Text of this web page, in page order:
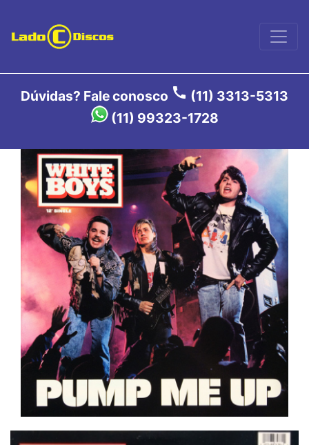
Dúvidas? Fale conosco call (11) 3313-5313
(11) 99323-1728